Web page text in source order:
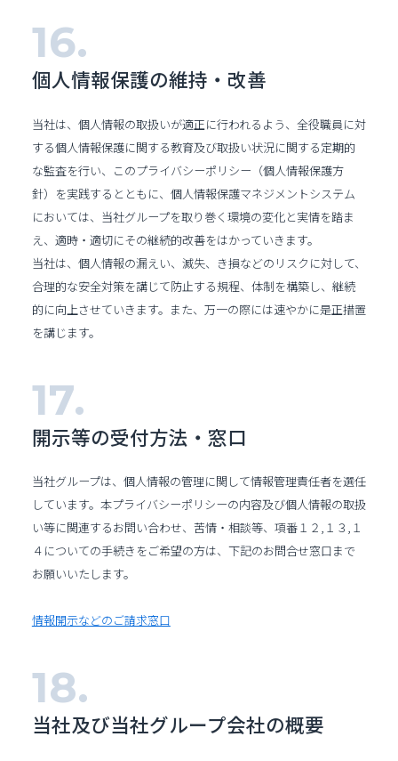
個人情報保護の維持・改善
当社は、個人情報の取扱いが適正に行われるよう、全役職員に対
する個人情報保護に関する教育及び取扱い状況に関する定期的
な監査を行い、このプライバシーポリシー（個人情報保護方
針）を実践するとともに、個人情報保護マネジメントシステム
においては、当社グループを取り巻く環境の変化と実情を踏ま
え、適時・適切にその継続的改善をはかっていきます。
当社は、個人情報の漏えい、滅失、き損などのリスクに対して、
合理的な安全対策を講じて防止する規程、体制を構築し、継続
的に向上させていきます。また、万一の際には速やかに是正措置
を講じます。
開示等の受付方法・窓口
当社グループは、個人情報の管理に関して情報管理責任者を選任
しています。本プライバシーポリシーの内容及び個人情報の取扱
い等に関連するお問い合わせ、苦情・相談等、項番１２,１３,１
４についての手続きをご希望の方は、下記のお問合せ窓口まで
お願いいたします。
情報開示などのご請求窓口
当社及び当社グループ会社の概要